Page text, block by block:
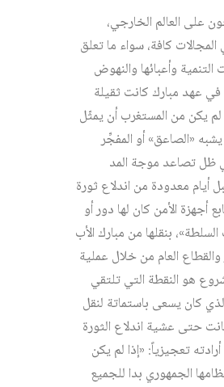
منفتحون على العالم الخارجي،
كافة، سواء ما تعلق
وأعبائها والنهوض
في عهد مبارك كانت ثقيلة
يكن من المستغرب أن يمثّل
«الصاعق» أو المفجِّر
في ظل تصاعد موجة المد
معدودة من اندلاع ثورة
أجهزة الأمن كان لها دور أو
بنقلها من مبارك الأب
العام من خلال عملية
هو النقطة التي تلتقي
كان يسعى باستماتة لنقل
الإعلامية كانت حتى عشية اندلاع الثورة
تعجيزياً: «إذا لم يكن
الجمهوري بدا للجميع